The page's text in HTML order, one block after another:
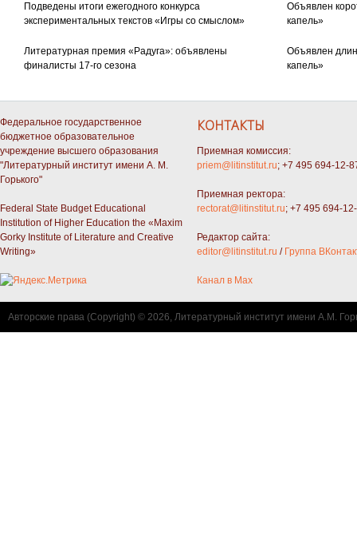
Подведены итоги ежегодного конкурса
экспериментальных текстов «Игры со смыслом»
Объявлен
капель»
Литературная премия «Радуга»: объявлены
финалисты 17-го сезона
Объявлен
капель»
Федеральное государственное
бюджетное образовательное
учреждение высшего образования
"Литературный институт имени А. М.
Горького"
Federal State Budget Educational
Institution of Higher Education the «Maxim
Gorky Institute of Literature and Creative
Writing»
КОНТАКТЫ
Приемная комиссия:
priem@litinstitut.ru; +7 495 694-12-
Приемная ректора:
rectorat@litinstitut.ru; +7 495 694-
Редактор сайта:
editor@litinstitut.ru / Группа
Канал в Max
Авторские права (Copyright) © 2026, Литературный институт имени А.М.